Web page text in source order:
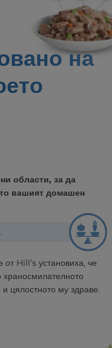
на
области, за да
вашият домашен
Hill’s установиха, че
цялостното му здраве.